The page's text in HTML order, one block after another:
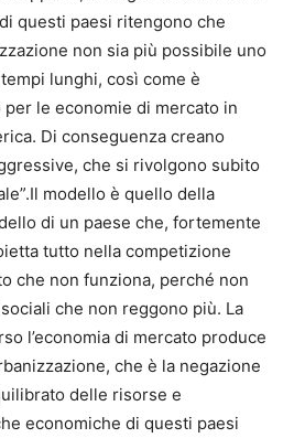
questi paesi ritengono che
non sia più possibile uno
lunghi, così come è
le economie di mercato in
Di conseguenza creano
che si rivolgono subito
modello è quello della
di un paese che, fortemente
tutto nella competizione
che non funziona, perché non
che non reggono più. La
l’economia di mercato produce
che è la negazione
delle risorse e
economiche di questi paesi